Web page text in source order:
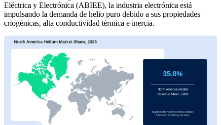
Eléctrica y Electrónica (ABIEE), la industria electrónica está
impulsando la demanda de helio puro debido a sus propiedades
criogénicas, alta conductividad térmica e inercia.